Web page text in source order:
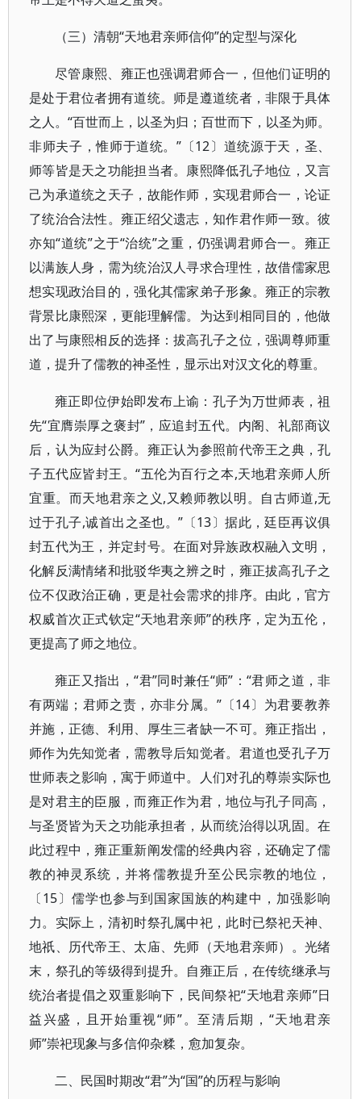
（三）清朝“天地君亲师信仰”的定型与深化
尽管康熙、雍正也强调君师合一，但他们证明的
是处于君位者拥有道统。师是遵道统者，非限于具体
之人。“百世而上，以圣为归；百世而下，以圣为师。
非师夫子，惟师于道统。”〔12〕道统源于天，圣、
师等皆是天之功能担当者。康熙降低孔子地位，又言
己为承道统之天子，故能作师，实现君师合一，论证
了统治合法性。雍正绍父遗志，知作君作师一致。彼
亦知“道统”之于“治统”之重，仍强调君师合一。雍正
以满族人身，需为统治汉人寻求合理性，故借儒家思
想实现政治目的，强化其儒家弟子形象。雍正的宗教
背景比康熙深，更能理解儒。为达到相同目的，他做
出了与康熙相反的选择：拔高孔子之位，强调尊师重
道，提升了儒教的神圣性，显示出对汉文化的尊重。
雍正即位伊始即发布上谕：孔子为万世师表，祖
先“宜膺崇厚之褒封”，应追封五代。内阁、礼部商议
后，认为应封公爵。雍正认为参照前代帝王之典，孔
子五代应皆封王。“五伦为百行之本,天地君亲师人所
宜重。而天地君亲之义,又赖师教以明。自古师道,无
过于孔子,诚首出之圣也。”〔13〕据此，廷臣再议俱
封五代为王，并定封号。在面对异族政权融入文明，
化解反满情绪和批驳华夷之辨之时，雍正拔高孔子之
位不仅政治正确，更是社会需求的排序。由此，官方
权威首次正式钦定“天地君亲师”的秩序，定为五伦，
更提高了师之地位。
雍正又指出，“君”同时兼任“师”：“君师之道，非
有两端；君师之责，亦非分属。”〔14〕为君要教养
并施，正德、利用、厚生三者缺一不可。雍正指出，
师作为先知觉者，需教导后知觉者。君道也受孔子万
世师表之影响，寓于师道中。人们对孔的尊崇实际也
是对君主的臣服，而雍正作为君，地位与孔子同高，
与圣贤皆为天之功能承担者，从而统治得以巩固。在
此过程中，雍正重新阐发儒的经典内容，还确定了儒
教的神灵系统，并将儒教提升至公民宗教的地位，
〔15〕儒学也参与到国家国族的构建中，加强影响
力。实际上，清初时祭孔属中祀，此时已祭祀天神、
地祇、历代帝王、太庙、先师（天地君亲师）。光绪
末，祭孔的等级得到提升。自雍正后，在传统继承与
统治者提倡之双重影响下，民间祭祀“天地君亲师”日
益兴盛，且开始重视“师”。至清后期，“天地君亲
师”崇祀现象与多信仰杂糅，愈加复杂。
二、民国时期改“君”为“国”的历程与影响